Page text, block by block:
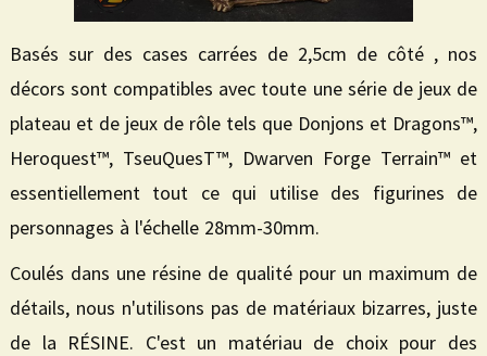
Basés sur des cases carrées de 2,5cm de côté , nos
décors sont compatibles avec toute une série de jeux de
plateau et de jeux de rôle tels que Donjons et Dragons™,
Heroquest™, TseuQuesT™, Dwarven Forge Terrain™ et
essentiellement tout ce qui utilise des figurines de
personnages à l'échelle 28mm-30mm.
Coulés dans une résine de qualité pour un maximum de
détails, nous n'utilisons pas de matériaux bizarres, juste
de la RÉSINE. C'est un matériau de choix pour des